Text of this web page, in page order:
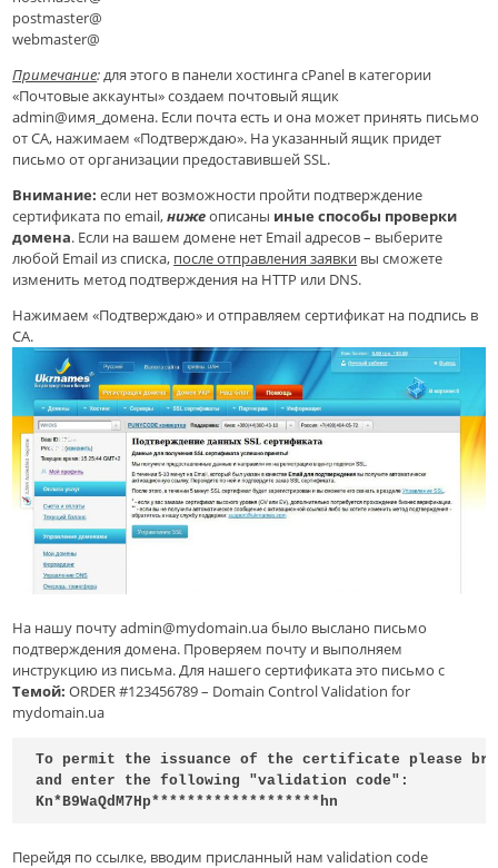
postmaster@
webmaster@
Примечание:для этого в панели хостинга cPanel в категории
«Почтовые аккаунты» создаем почтовый ящик
admin@имя_домена. Если почта есть и она может принять письмо
от CA, нажимаем «Подтверждаю». Науказанныйящик придет
письмо от организации предоставившей SSL.
Внимание:если нет возможности пройти подтверждение
сертификата по email,нижеописаны иные способы проверки
домена. Если на вашем домене нет Email адресов – выберите
любой Email из списка, после отправления заявки вы сможете
изменить метод подтверждения на HTTP или DNS.
Нажимаем «Подтверждаю» и отправляем сертификат на подпись в
CA.
На нашу почту admin@mydomain.ua было выслано письмо
подтверждения домена. Проверяем почту и выполняем
инструкцию из письма. Для нашего сертификата это письмо с
Темой: ORDER #123456789 – Domain Control Validation for
mydomain.ua
To permit the issuance of the certificate please
and enter the following "validation code":
Kn*B9WaQdM7Hp*******************hn
Перейдя по ссылке, вводим присланный нам validation code